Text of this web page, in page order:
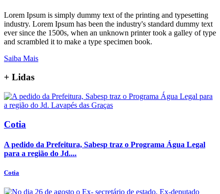
Lorem Ipsum is simply dummy text of the printing and typesetting
industry. Lorem Ipsum has been the industry's standard dummy text
ever since the 1500s, when an unknown printer took a galley of type
and scrambled it to make a type specimen book.
Saiba Mais
+ Lidas
Cotia
A pedido da Prefeitura, Sabesp traz o Programa Água Legal
para a região do Jd....
Cotia